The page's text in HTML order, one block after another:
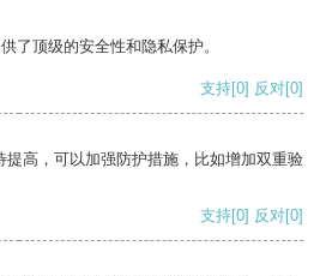
了顶级的安全性和隐私保护。
支持[0] 反对[0]
提高，可以加强防护措施，比如增加双重验
支持[0] 反对[0]